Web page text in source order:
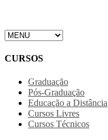
CURSOS
Graduação
Pós-Graduação
Educação a Distância
Cursos Livres
Cursos Técnicos